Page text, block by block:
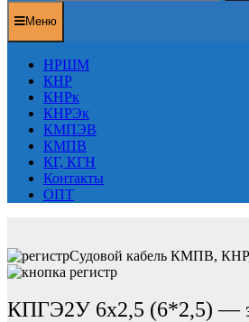
Меню
НРШМ
КНР
КНРк
КНРЭк
КМПЭВ
КМПВ
КГ, КГН
Контакты
ОПТ
Судовой кабель КМПВ,
КПГЭ2У 6х2,5 (6*2,5) —